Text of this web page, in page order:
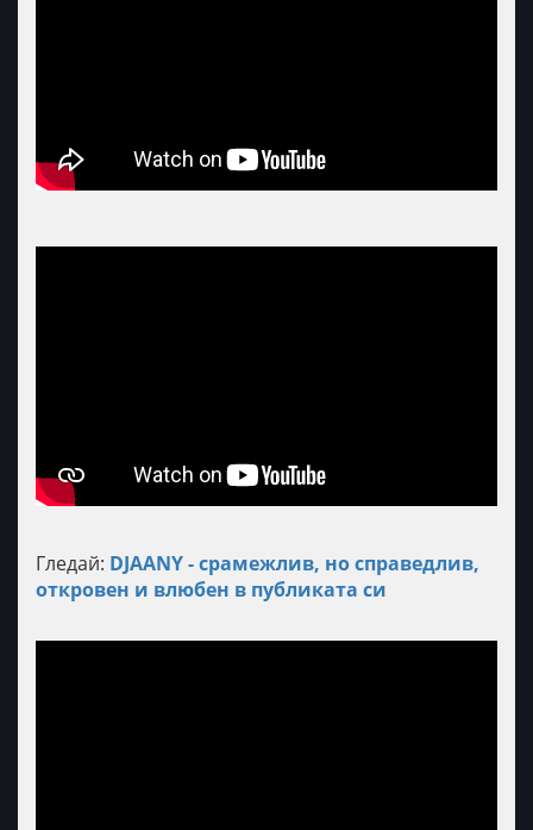
Гледай: DJAANY - срамежлив, но справедлив,
откровен и влюбен в публиката си